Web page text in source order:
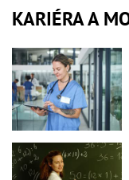
KARIÉRA A